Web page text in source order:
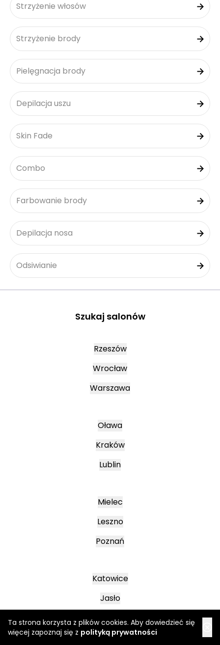
Ta strona korzysta z plików cookies. Aby dowiedzieć się
więcej zapoznaj się z polityką prywatności
Strzyżenie włosów
Strzyżenie brody
Pielęgnacja brody
Depilacja uszu
Skin Fade
Combo
Farbowanie brody
Depilacja nosa
Odsiwianie
Szukaj salonów
Rzeszów
Wrocław
Warszawa
Oława
Kraków
Lublin
Mielec
Leszno
Poznań
Katowice
Jasło
Wałbrzych